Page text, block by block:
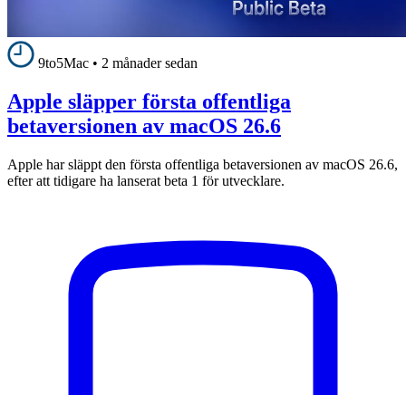
9to5Mac • 2 månader sedan
Apple släpper första offentliga
betaversionen av macOS 26.6
Apple har släppt den första offentliga betaversionen av macOS 26.6,
efter att tidigare ha lanserat beta 1 för utvecklare.